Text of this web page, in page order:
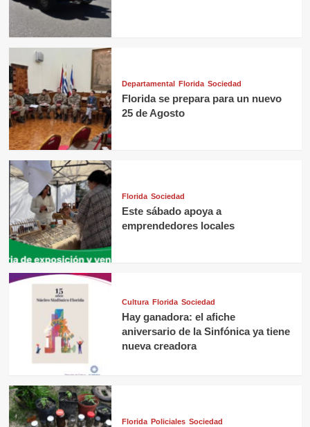
Departamental Florida Sociedad
Florida se prepara para un nuevo
25 de Agosto
Florida Sociedad
Este sábado apoya a
emprendedores locales
Cultura Florida Sociedad
Hay ganadora: el afiche
aniversario de la Sinfónica ya tiene
nueva creadora
Florida Policiales Sociedad